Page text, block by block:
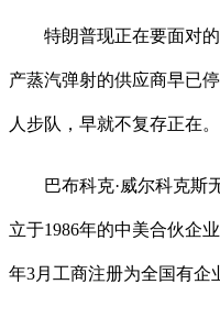
特朗普现正在要面对的
产蒸汽弹射的供应商早已
人步队，早就不复存正在。
巴布科克·威尔科克斯
立于1986年的中美合伙企
年3月工商注册为全国有企